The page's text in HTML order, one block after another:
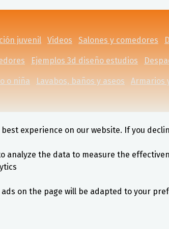
juvenil Videos Salones y comedores
Ejemplos 3d diseño estudios
o niña Lavabos, baños y aseos Armarios
experience on our website. If you
analyze the data to measure the
ads on the page will be adapted to your